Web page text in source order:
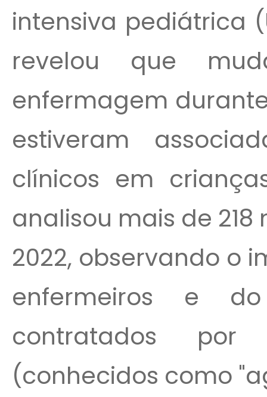
intensiva pediátrica
revelou que
enfermagem
estiveram
clínicos em
analisou mais de 218
2022, observando o
enfermeiros e
contratados por
(conhecidos como